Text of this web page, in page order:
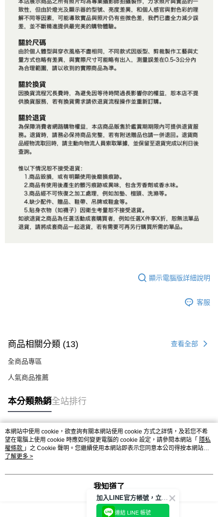
顯示電腦版詳細說明
客服
商品相關分類 (13) 查看全部
全商品專區
人氣商品推薦
本分類熱銷全站排行
熱門標籤
本網站中使用 cookie，欲查詢有關本網站使用 cookie 方式之詳情，及若您不希
望在電腦上使用 cookie 時應如何變更電腦的 cookie 設定，請參閱本網站「 隱私
權條款 」之 Cookie 聲明。您繼續使用本網站即表示您同意本公司得按本網站使
用條款之 Cookie 聲明使用 cookie。
了解更多 >
我知道了
加入LINE官方帳號，立即獲得$100購物金!
連結 LINE 帳號